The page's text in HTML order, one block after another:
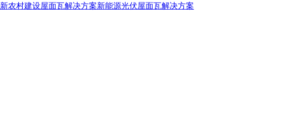
新农村建设屋面瓦解决方案新能源光伏屋面瓦解决方案